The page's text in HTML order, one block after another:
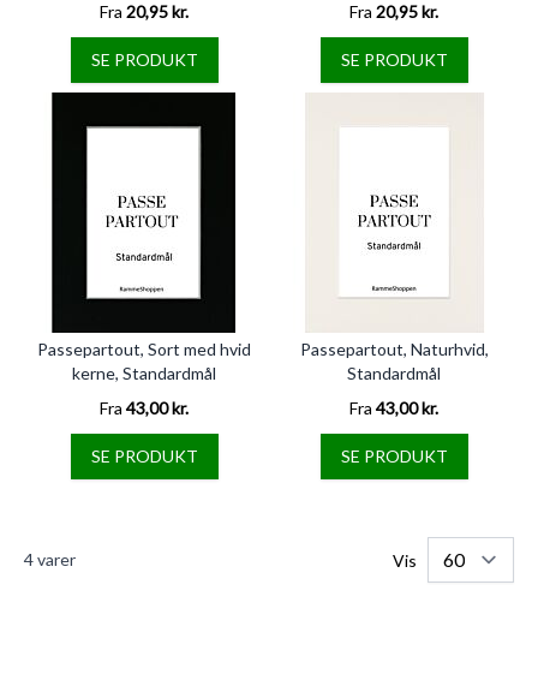
Fra 20,95 kr.
SE PRODUKT
Fra 20,95 kr.
SE PRODUKT
Passepartout, Sort med hvid
kerne, Standardmål
Fra 43,00 kr.
SE PRODUKT
Passepartout, Naturhvid,
Standardmål
Fra 43,00 kr.
SE PRODUKT
4varer Vis